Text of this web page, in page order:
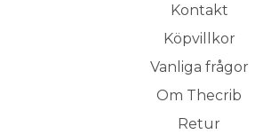
Kontakt
Köpvillkor
Vanliga frågor
Om Thecrib
Retur